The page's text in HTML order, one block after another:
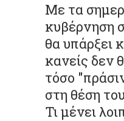
Με τα
κυβέρνηση
θα υπάρξει
κανείς δεν
τόσο
στη θέση
Τι μένει